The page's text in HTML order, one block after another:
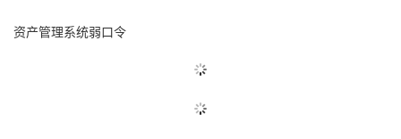
资产管理系统弱口令